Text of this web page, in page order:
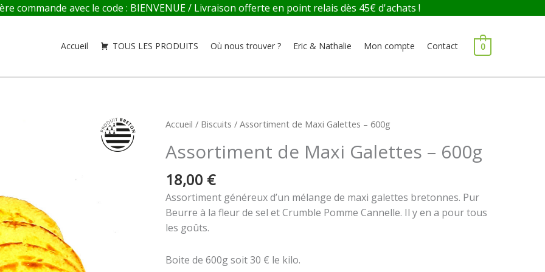
commande avec le code : BIENVENUE / Livraison offerte en point relais dès 45€ d'achats !
Accueil TOUS LES PRODUITS Où nous trouver ? Eric & Nathalie Mon compte Contact 0
Accueil / Biscuits / Assortiment de Maxi Galettes – 600g
Assortiment de Maxi Galettes – 600g
18,00 €
Assortiment généreux d’un mélange de maxi galettes bretonnes. Pur
Beurre à la fleur de sel et Crumble Pomme Cannelle. Il y en a pour tous
les goûts.
Boite de 600g soit 30 € le kilo.
quantité
Assortiment
Maxi
Galettes
-
600g